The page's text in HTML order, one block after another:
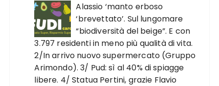
Alassio ‘manto erboso
‘brevettato’. Sul lungomare
“biodiversità del beige”. E con
3.797 residenti in meno più qualità di vita.
2/In arrivo nuovo supermercato (Gruppo
Arimondo). 3/ Pud: sì al 40% di spiagge
libere. 4/ Statua Pertini, grazie Flavio